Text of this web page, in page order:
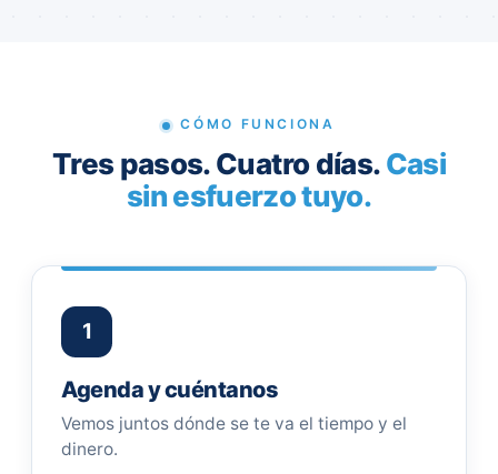
CÓMO FUNCIONA
Tres pasos. Cuatro días.Casi
sin esfuerzo tuyo.
1
Agenda y cuéntanos
Vemos juntos dónde se te va el tiempo y el
dinero.